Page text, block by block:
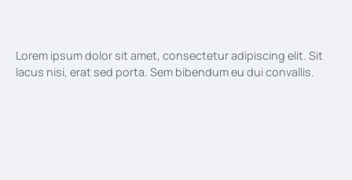
Lorem ipsum dolor sit amet, consectetur adipiscing elit. Sit
lacus nisi, erat sed porta. Sem bibendum eu dui convallis.